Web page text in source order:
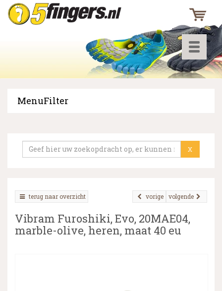
Toggle
MenuFilter
X
terug naar overzicht volgende
vorige
Vibram Furoshiki, Evo, 20MAE04,
marble-olive, heren, maat 40 eu